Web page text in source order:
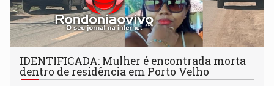
IDENTIFICADA: Mulher é encontrada morta
dentro de residência em Porto Velho